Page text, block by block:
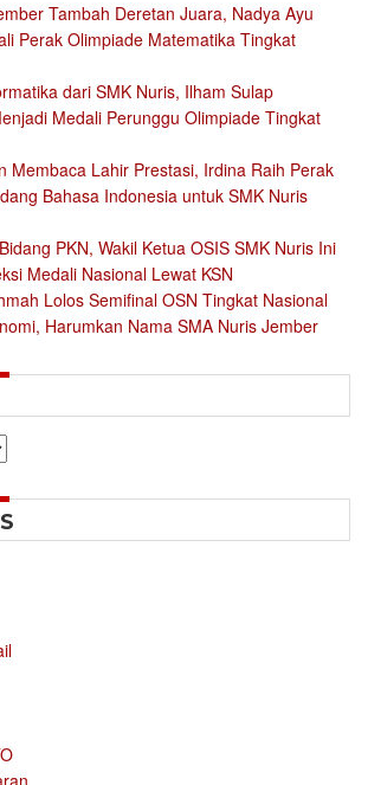
Tambah Deretan Juara, Nadya Ayu
Perak Olimpiade Matematika Tingkat
dari SMK Nuris, Ilham Sulap
Medali Perunggu Olimpiade Tingkat
Membaca Lahir Prestasi, Irdina Raih Perak
Bahasa Indonesia untuk SMK Nuris
PKN, Wakil Ketua OSIS SMK Nuris Ini
Medali Nasional Lewat KSN
Lolos Semifinal OSN Tingkat Nasional
Harumkan Nama SMA Nuris Jember